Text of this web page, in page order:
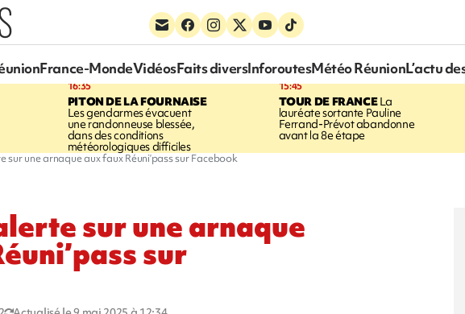
France-MondeVidéosFaits diversInforoutesMétéo RéunionL’actu
16:35
PITON DE LA FOURNAISE
Les gendarmes évacuent
une randonneuse blessée,
dans des conditions
météorologiques difficiles
15:45
TOUR DE FRANCELa
lauréate sortante Pauline
Ferrand-Prévot abandonne
avant la 8e étape
sur une arnaque aux faux Réuni’pass sur Facebook
sur une arnaque
sur